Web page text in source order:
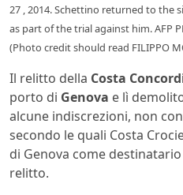
27 , 2014. Schettino returned to the
as part of the trial against him. AFP
(Photo credit should read FILIPPO
Il relitto della Costa
porto di Genova e lì
alcune indiscrezioni, non
secondo le quali Costa
di Genova come
relitto.